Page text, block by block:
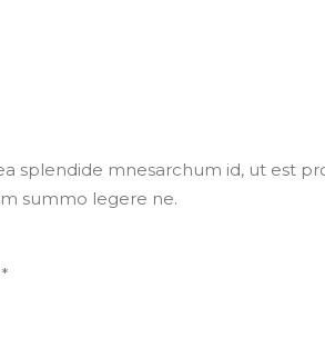
splendide mnesarchum id, ut est
summo legere ne.
*